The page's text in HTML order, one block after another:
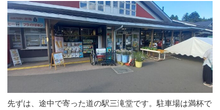
先ずは、途中で寄った道の駅三滝堂です。駐車場は満杯で